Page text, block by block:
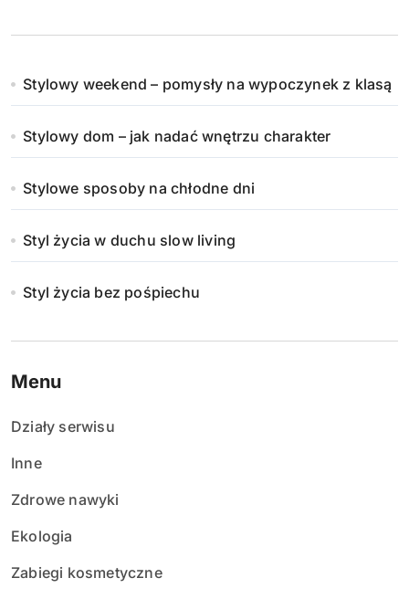
Stylowy weekend – pomysły na wypoczynek z klasą
Stylowy dom – jak nadać wnętrzu charakter
Stylowe sposoby na chłodne dni
Styl życia w duchu slow living
Styl życia bez pośpiechu
Menu
Działy serwisu
Inne
Zdrowe nawyki
Ekologia
Zabiegi kosmetyczne